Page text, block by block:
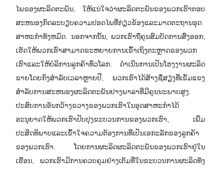
ໄພຂອງຜະລິດຕະພັນ, ໃຫ້ແນ່ໃຈວ່າຜະລິດຕະພັນຂອງພວກເຮົາຕອບ
ສະຫນອງກົດລະບຽບຄວາມປອດໄພທີ່ກ່ຽວຂ້ອງແລະມາດຕະຖານອຸດ
ສາຫະກໍາທັງຫມົດ. ນອກຈາກນັ້ນ, ພວກເຮົາຖືຄຸນສົມບັດການສົ່ງອອກ,
ເຮັດໃຫ້ພວກເຮົາສາມາດຂະຫຍາຍການເຂົ້າເຖິງຕະຫຼາດຂອງພວກ
ເຮົາແລະໃຫ້ບໍລິການລູກຄ້າທົ່ວໂລກ. ດໍາເນີນການເປັນໂຮງງານຜະລິດ
ຂາຍໂດຍກົງສໍາລັບເວລາຫຼາຍປີ, ພວກເຮົາໄດ້ສ້າງຊື່ສຽງທີ່ເຂັ້ມແຂງ
ສໍາລັບການສະຫນອງຜະລິດຕະພັນຢາງພາລາທີ່ມີຄຸນນະພາບສູງ.
ປະສົບການອັນກວ້າງຂວາງຂອງພວກເຮົາໃນອຸດສາຫະກໍາໄດ້
ອະນຸຍາດໃຫ້ພວກເຮົາປັບປຸງຂະບວນການຂອງພວກເຮົາ, ເພີ່ມ
ປະສິດທິພາບແລະເຂົ້າໃຈຄວາມຕ້ອງການທີ່ເປັນເອກະລັກຂອງລູກຄ້າ
ຂອງພວກເຮົາ. ໂດຍການຜະລິດຜະລິດຕະພັນຂອງພວກເຮົາຢູ່ໃນ
ເຮືອນ, ພວກເຮົາມີການຄວບຄຸມຢ່າງເຕັມທີ່ໃນຂະບວນການຜະລິດທັງ